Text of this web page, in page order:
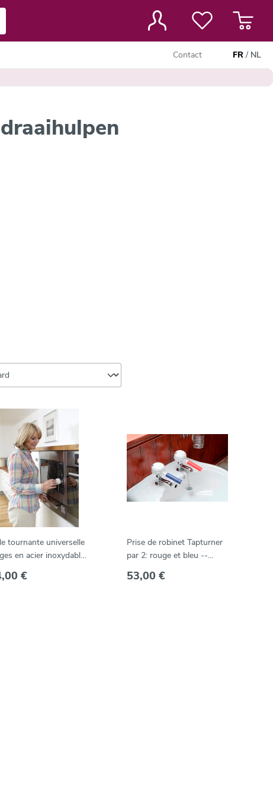
Contact FR / NL
tournante universelle
en acier inoxydable
€
Prise de robinet Tapturner
par 2: rouge et bleu --
53,00 €